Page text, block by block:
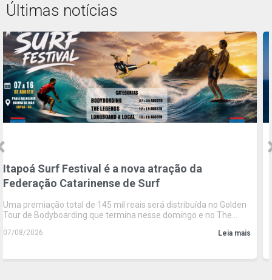
Últimas notícias
WSL | VIVO Rio Pro movimenta R$188 milhões e
registra recorde de impacto em Saquarema pelo
quinto ano consecutivo
Relatório da EY mostra evolução contínua da etapa brasileira da
WSL, impulsionada pelo crescimento do turismo, das receitas
Leia mais
06/08/2026